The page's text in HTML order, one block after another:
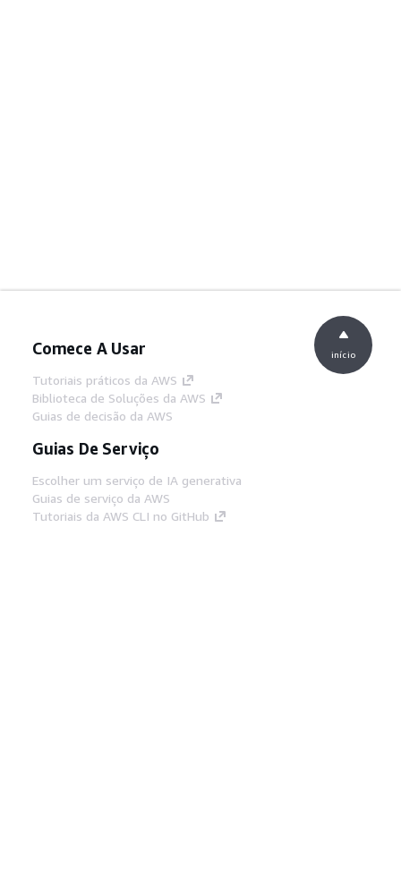
Comece A Usar
Tutoriais práticos da AWS
Biblioteca de Soluções da AWS
Guias de decisão da AWS
Guias De Serviço
Escolher um serviço de IA generativa
Guias de serviço da AWS
Tutoriais da AWS CLI no GitHub
início